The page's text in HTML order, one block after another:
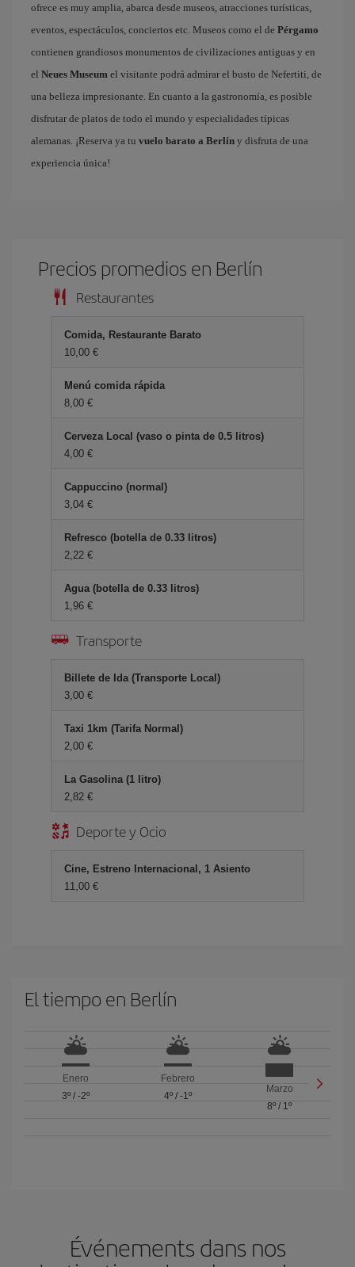
ofrece es muy amplia, abarca desde museos, atracciones turísticas,
eventos, espectáculos, conciertos etc. Museos como el de Pérgamo
contienen grandiosos monumentos de civilizaciones antiguas y en
el Neues Museum el visitante podrá admirar el busto de Nefertiti, de
una belleza impresionante. En cuanto a la gastronomía, es posible
disfrutar de platos de todo el mundo y especialidades típicas
alemanas. ¡Reserva ya tu vuelo barato a Berlín y disfruta de una
experiencia única!
Precios promedios en Berlín
Restaurantes
Comida, Restaurante Barato
10,00
Menú comida rápida
8,00
Cerveza Local (vaso o pinta de 0.5 litros)
4,00
Cappuccino (normal)
3,04
Refresco (botella de 0.33 litros)
2,22
Agua (botella de 0.33 litros)
1,96
Transporte
Billete de Ida (Transporte Local)
3,00
Taxi 1km (Tarifa Normal)
2,00
La Gasolina (1 litro)
2,82
Deporte y Ocio
Cine, Estreno Internacional, 1 Asiento
11,00
El tiempo en Berlín
Enero
3º/ -2º
Febrero
4º/ -1º
Marzo
8º / 1º
Événements dans nos